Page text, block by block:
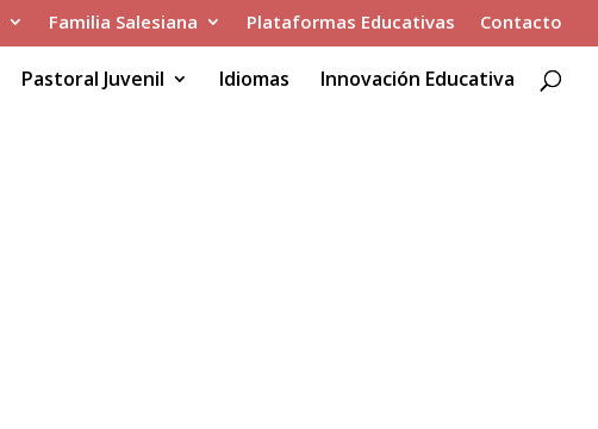
Familia Salesiana Plataformas Educativas Contacto
Pastoral Juvenil Idiomas Innovación Educativa